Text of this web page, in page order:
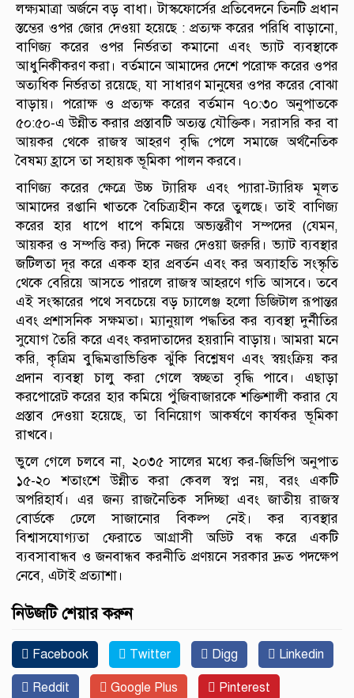
লক্ষ্যমাত্রা অর্জনে বড় বাধা। টাস্কফোর্সের প্রতিবেদনে তিনটি প্রধান
স্তম্ভের ওপর জোর দেওয়া হয়েছে : প্রত্যক্ষ করের পরিধি বাড়ানো,
বাণিজ্য করের ওপর নির্ভরতা কমানো এবং ভ্যাট ব্যবস্থাকে
আধুনিকীকরণ করা। বর্তমানে আমাদের দেশে পরোক্ষ করের ওপর
অত্যধিক নির্ভরতা রয়েছে, যা সাধারণ মানুষের ওপর করের বোঝা
বাড়ায়। পরোক্ষ ও প্রত্যক্ষ করের বর্তমান ৭০:৩০ অনুপাতকে
৫০:৫০-এ উন্নীত করার প্রস্তাবটি অত্যন্ত যৌক্তিক। সরাসরি কর বা
আয়কর থেকে রাজস্ব আহরণ বৃদ্ধি পেলে সমাজে অর্থনৈতিক
বৈষম্য হ্রাসে তা সহায়ক ভূমিকা পালন করবে।
বাণিজ্য করের ক্ষেত্রে উচ্চ ট্যারিফ এবং প্যারা-ট্যারিফ মূলত
আমাদের রপ্তানি খাতকে বৈচিত্র্যহীন করে তুলছে। তাই বাণিজ্য
করের হার ধাপে ধাপে কমিয়ে অভ্যন্তরীণ সম্পদের (যেমন,
আয়কর ও সম্পত্তি কর) দিকে নজর দেওয়া জরুরি। ভ্যাট ব্যবস্থার
জটিলতা দূর করে একক হার প্রবর্তন এবং কর অব্যাহতি সংস্কৃতি
থেকে বেরিয়ে আসতে পারলে রাজস্ব আহরণে গতি আসবে। তবে
এই সংস্কারের পথে সবচেয়ে বড় চ্যালেঞ্জ হলো ডিজিটাল রূপান্তর
এবং প্রশাসনিক সক্ষমতা। ম্যানুয়াল পদ্ধতির কর ব্যবস্থা দুর্নীতির
সুযোগ তৈরি করে এবং করদাতাদের হয়রানি বাড়ায়। আমরা মনে
করি, কৃত্রিম বুদ্ধিমত্তাভিত্তিক ঝুঁকি বিশ্লেষণ এবং স্বয়ংক্রিয় কর
প্রদান ব্যবস্থা চালু করা গেলে স্বচ্ছতা বৃদ্ধি পাবে। এছাড়া
করপোরেট করের হার কমিয়ে পুঁজিবাজারকে শক্তিশালী করার যে
প্রস্তাব দেওয়া হয়েছে, তা বিনিয়োগ আকর্ষণে কার্যকর ভূমিকা
রাখবে।
ভুলে গেলে চলবে না, ২০৩৫ সালের মধ্যে কর-জিডিপি অনুপাত
১৫-২০ শতাংশে উন্নীত করা কেবল স্বপ্ন নয়, বরং একটি
অপরিহার্য। এর জন্য রাজনৈতিক সদিচ্ছা এবং জাতীয় রাজস্ব
বোর্ডকে ঢেলে সাজানোর বিকল্প নেই। কর ব্যবস্থার
বিশ্বাসযোগ্যতা ফেরাতে আগ্রাসী অডিট বন্ধ করে একটি
ব্যবসাবান্ধব ও জনবান্ধব করনীতি প্রণয়নে সরকার দ্রুত পদক্ষেপ
নেবে, এটাই প্রত্যাশা।
নিউজটি শেয়ার করুন
Facebook Twitter Digg Linkedin
Reddit Google Plus Pinterest